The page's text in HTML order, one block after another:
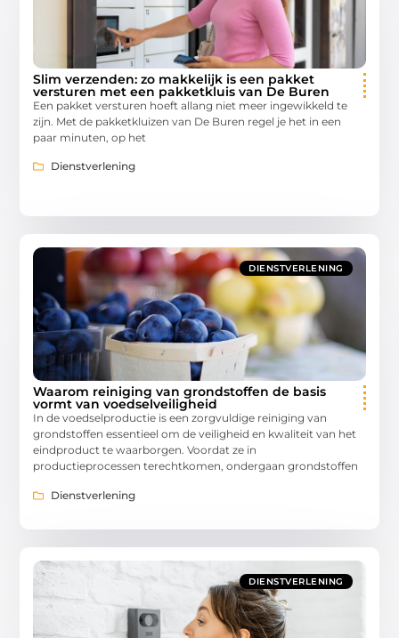
Slim verzenden: zo makkelijk is een pakket
versturen met een pakketkluis van De Buren
Een pakket versturen hoeft allang niet meer ingewikkeld te
zijn. Met de pakketkluizen van De Buren regel je het in een
paar minuten, op het
Dienstverlening
DIENSTVERLENING
Waarom reiniging van grondstoffen de basis
vormt van voedselveiligheid
In de voedselproductie is een zorgvuldige reiniging van
grondstoffen essentieel om de veiligheid en kwaliteit van het
eindproduct te waarborgen. Voordat ze in
productieprocessen terechtkomen, ondergaan grondstoffen
Dienstverlening
DIENSTVERLENING